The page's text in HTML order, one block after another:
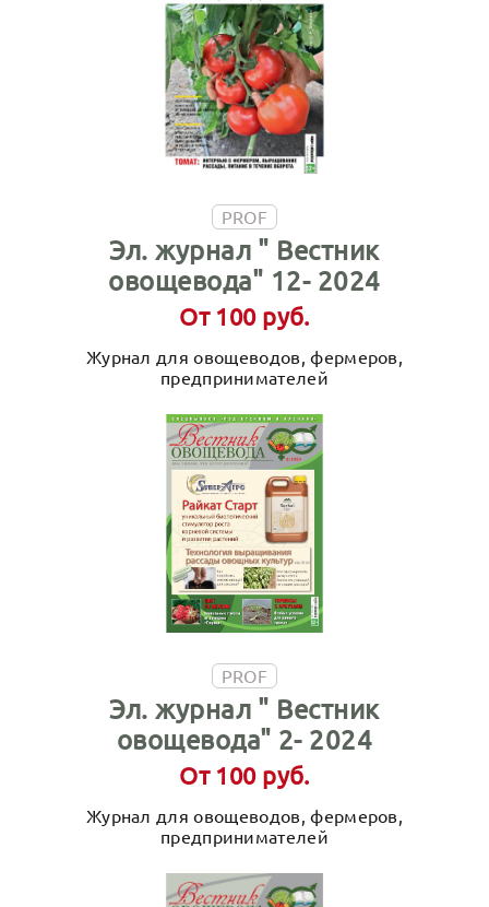
PROF
Эл. журнал " Вестник
овощевода" 12- 2024
От 100 руб.
Журнал для овощеводов, фермеров,
предпринимателей
PROF
Эл. журнал " Вестник
овощевода" 2- 2024
От 100 руб.
Журнал для овощеводов, фермеров,
предпринимателей